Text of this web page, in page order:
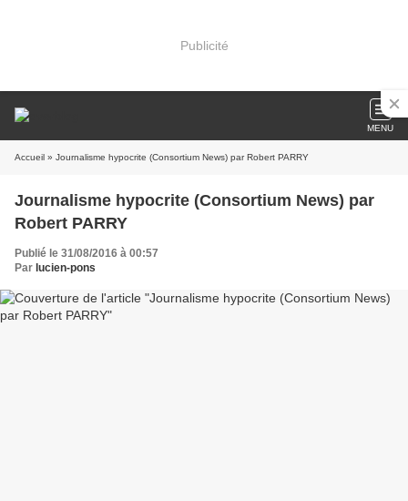
Publicité
MENU
Accueil » Journalisme hypocrite (Consortium News) par Robert PARRY
Journalisme hypocrite (Consortium News) par
Robert PARRY
Publié le 31/08/2016 à 00:57
Par lucien-pons